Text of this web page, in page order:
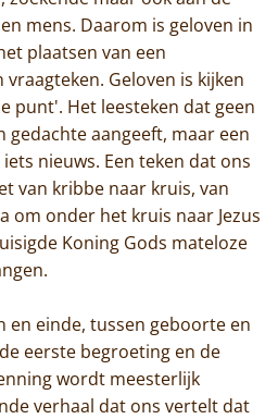
abdij
worden
mens. Daarom is geloven in
plaatsen van een
Geloven is kijken
punt'. Het leesteken dat geen
gedachte aangeeft, maar een
nieuws. Een teken dat ons
van kribbe naar kruis, van
om onder het kruis naar Jezus
Koning Gods mateloze
en einde, tussen geboorte en
eerste begroeting en de
wordt meesterlijk
verhaal dat ons vertelt dat